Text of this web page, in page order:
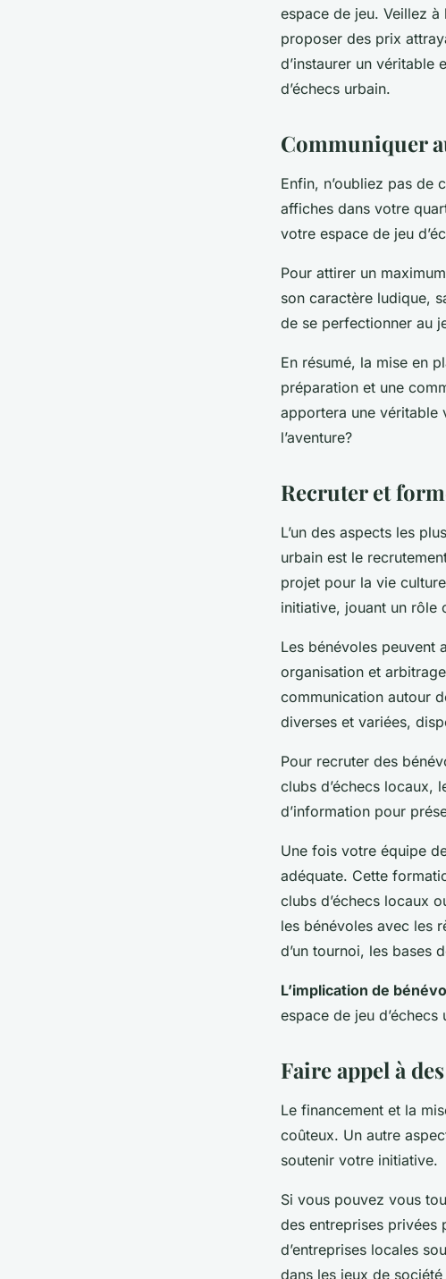
espace de jeu. Veillez
proposer des prix
d’instaurer un
d’échecs urbain.
Communiquer
Enfin, n’oubliez pas de
affiches dans votre
votre espace de jeu
Pour attirer un
son caractère ludique,
de se perfectionner au
En résumé, la mise en
préparation et une
apportera une véritable
l’aventure?
Recruter et
L’un des aspects les
urbain est le
projet pour la vie
initiative, jouant un rôle
Les bénévoles peuvent
organisation et
communication autour
diverses et variées,
Pour recruter des
clubs d’échecs locaux,
d’information pour
Une fois votre équipe
adéquate. Cette
clubs d’échecs locaux
les bénévoles avec les
d’un tournoi, les bases
L’implication de
espace de jeu d’échecs
Faire appel à
Le financement et la
coûteux. Un autre
soutenir votre initiative.
Si vous pouvez vous
des entreprises privées
d’entreprises locales
dans les jeux de